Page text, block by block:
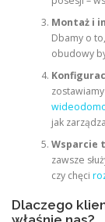
Montaż i
Dbamy o
obudowy
jak
Wsparcie
zawsze
czy chęci
Dlaczego